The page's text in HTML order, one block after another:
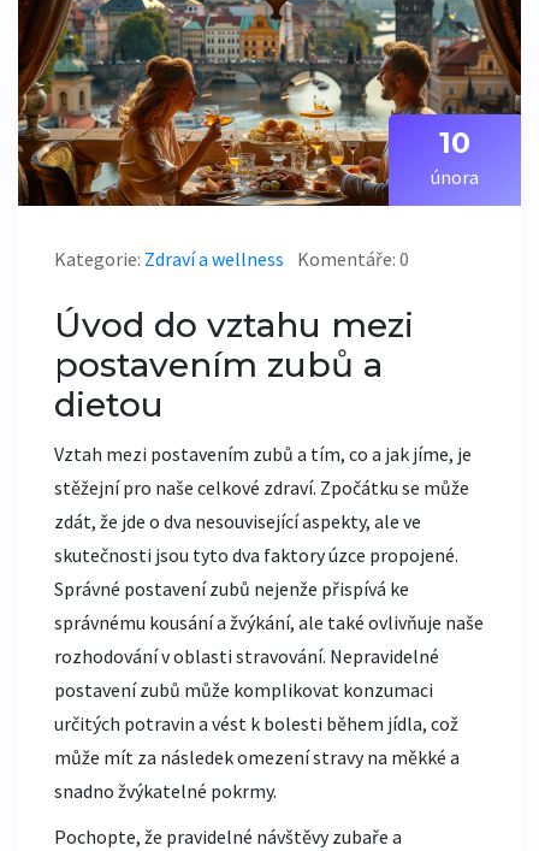
10
února
Kategorie: Zdraví a wellness Komentáře: 0
Úvod do vztahu mezi
postavením zubů a
dietou
Vztah mezi postavením zubů a tím, co a jak jíme, je
stěžejní pro naše celkové zdraví. Zpočátku se může
zdát, že jde o dva nesouvisející aspekty, ale ve
skutečnosti jsou tyto dva faktory úzce propojené.
Správné postavení zubů nejenže přispívá ke
správnému kousání a žvýkání, ale také ovlivňuje naše
rozhodování v oblasti stravování. Nepravidelné
postavení zubů může komplikovat konzumaci
určitých potravin a vést k bolesti během jídla, což
může mít za následek omezení stravy na měkké a
snadno žvýkatelné pokrmy.
Pochopte, že pravidelné návštěvy zubaře a